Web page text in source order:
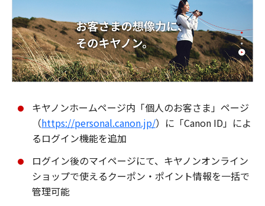
キヤノンホームページ内「個人のお客さま」ページ
（https://personal.canon.jp/）に「Canon ID」によ
るログイン機能を追加
ログイン後のマイページにて、キヤノンオンライン
ショップで使えるクーポン・ポイント情報を一括で
管理可能